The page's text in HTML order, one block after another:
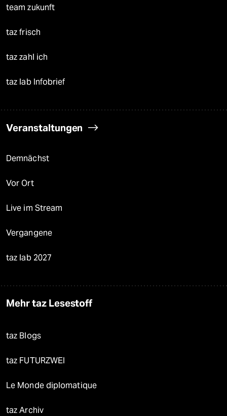
team zukunft
taz frisch
taz zahl ich
taz lab Infobrief
Veranstaltungen
Demnächst
Vor Ort
Live im Stream
Vergangene
taz lab 2027
Mehr taz Lesestoff
taz Blogs
taz FUTURZWEI
Le Monde diplomatique
taz Archiv